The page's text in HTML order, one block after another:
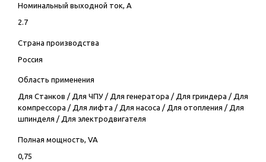
Номинальный выходной ток, А
2.7
Страна производства
Россия
Область применения
Для Станков / Для ЧПУ/ Для генератора / Для гриндера / Для
компрессора / Для лифта / Для насоса / Для отопления / Для
шпинделя / Для электродвигателя
Полная мощность, VA
0,75